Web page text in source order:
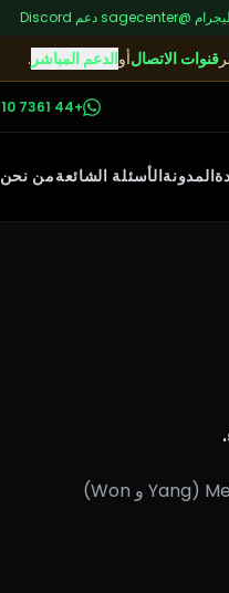
@sagecenter
|دعم Discord
قنوات الاتصالأوالدعم المباشر .
+44 7361 192110
المدونةالأسئلة الشائعةمن نحن
باستخدام الموقع وتقديم طلب، فإنك توافق على الشروط التالية. نبيع عملات Metin2 (Yang و Won)